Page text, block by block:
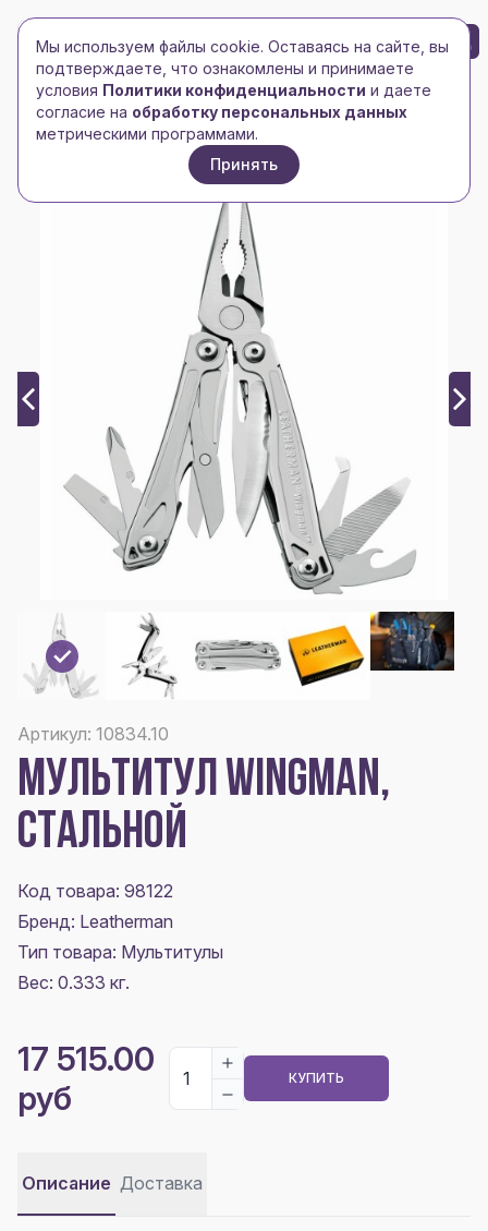
Toggle navigation
Toggle navigation
БРЕНД-ЛОГО 0
Главная/Инструменты/Мультитулы/
Мультитул Wingman, стальной
Артикул: 10834.10
МУЛЬТИТУЛ WINGMAN,
СТАЛЬНОЙ
Код товара: 98122
Бренд: Leatherman
Тип товара: Мультитулы
Вес: 0.333 кг.
17 515.00
руб
КУПИТЬ
Описание Доставка
Мы используем файлы cookie. Оставаясь на сайте, вы
подтверждаете, что ознакомлены и принимаете
условия Политики конфиденциальности и даете
согласие на обработку персональных данных
метрическими программами.
Принять